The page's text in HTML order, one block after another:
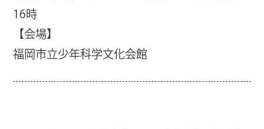
16時
【会場】
福岡市立少年科学文化会館